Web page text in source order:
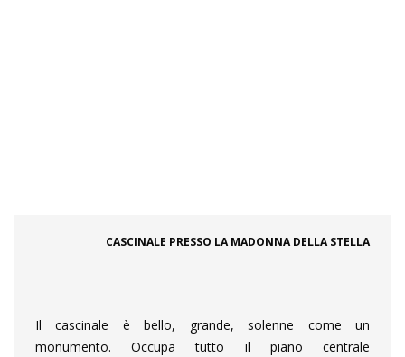
CASCINALE PRESSO LA MADONNA DELLA STELLA
Il cascinale è bello, grande, solenne come un
monumento. Occupa tutto il piano centrale